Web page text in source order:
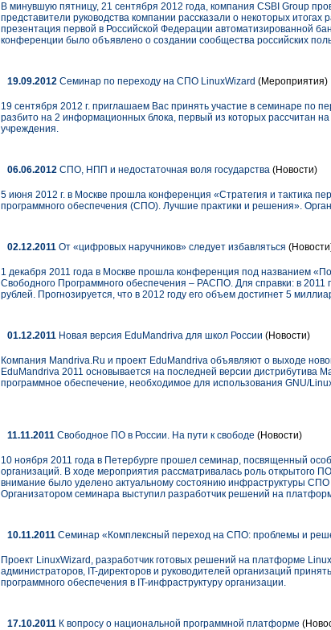
В минувшую пятницу, 21 сентября 2012 года, компания CSBI Group
представители руководства компании рассказали о некоторых
презентация первой в Российской Федерации автоматизированной
конференции было объявлено о создании сообщества российских
19.09.2012 Семинар по переходу на СПО LinuxWizard (Мероприятия)
19 сентября 2012 г. приглашаем Вас принять участие в семинаре по
разбито на 2 информационных блока, первый из которых рассчитан
учреждения.
06.06.2012 СПО, НПП и недостаточная воля государства (Новости)
5 июня 2012 г. в Москве прошла конференция «Стратегия и тактика
программного обеспечения (СПО). Лучшие практики и решения».
02.12.2011 От «цифровых наручников» следует избавляться
1 декабря 2011 года в Москве прошла конференция под названием
Свободного Программного обеспечения – РАСПО. Для справки: в
рублей. Прогнозируется, что в 2012 году его объем достигнет 5
01.12.2011 Новая версия EduMandriva для школ России (Новости)
Компания Mandriva.Ru и проект EduMandriva объявляют о выходе
EduMandriva 2011 основывается на последней версии дистрибутива
программное обеспечение, необходимое для использования GNU/
11.11.2011 Свободное ПО в России. На пути к свободе (Новости)
10 ноября 2011 года в Петербурге прошел семинар, посвященный
организаций. В ходе мероприятия рассматривалась роль открытого
внимание было уделено актуальному состоянию инфраструктуры
Организатором семинара выступил разработчик решений на
10.11.2011 Семинар «Комплексный переход на СПО: проблемы и
Проект LinuxWizard, разработчик готовых решений на платформе
администраторов, IT-директоров и руководителей организаций
программного обеспечения в IT-инфраструктуру организации.
17.10.2011 К вопросу о национальной программной платформе